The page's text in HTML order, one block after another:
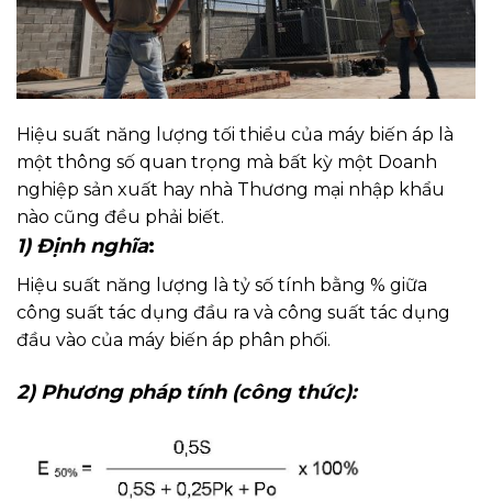
Hiệu suất năng lượng tối thiểu của máy biến áp là
một thông số quan trọng mà bất kỳ một Doanh
nghiệp sản xuất hay nhà Thương mại nhập khẩu
nào cũng đều phải biết.
1) Định nghĩa:
Hiệu suất năng lượng là tỷ số tính bằng % giữa
công suất tác dụng đầu ra và công suất tác dụng
đầu vào của máy biến áp phân phối.
2) Phương pháp tính (công thức):